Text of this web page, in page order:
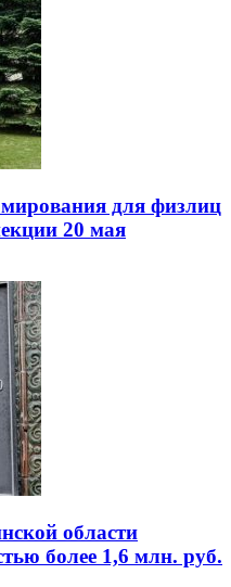
для физлиц
20 мая
области
более 1,6 млн. руб.